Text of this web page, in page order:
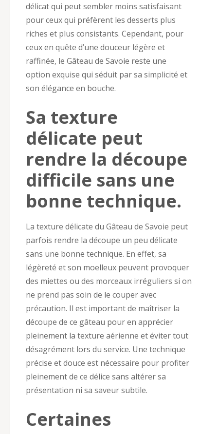
délicat qui peut sembler moins satisfaisant
pour ceux qui préfèrent les desserts plus
riches et plus consistants. Cependant, pour
ceux en quête d’une douceur légère et
raffinée, le Gâteau de Savoie reste une
option exquise qui séduit par sa simplicité et
son élégance en bouche.
Sa texture
délicate peut
rendre la découpe
difficile sans une
bonne technique.
La texture délicate du Gâteau de Savoie peut
parfois rendre la découpe un peu délicate
sans une bonne technique. En effet, sa
légèreté et son moelleux peuvent provoquer
des miettes ou des morceaux irréguliers si on
ne prend pas soin de le couper avec
précaution. Il est important de maîtriser la
découpe de ce gâteau pour en apprécier
pleinement la texture aérienne et éviter tout
désagrément lors du service. Une technique
précise et douce est nécessaire pour profiter
pleinement de ce délice sans altérer sa
présentation ni sa saveur subtile.
Certaines